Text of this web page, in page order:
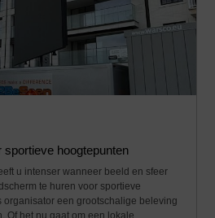
hoogtepunten
u intenser wanneer beeld en sfeer
te huren voor sportieve
organisator een grootschalige beleving